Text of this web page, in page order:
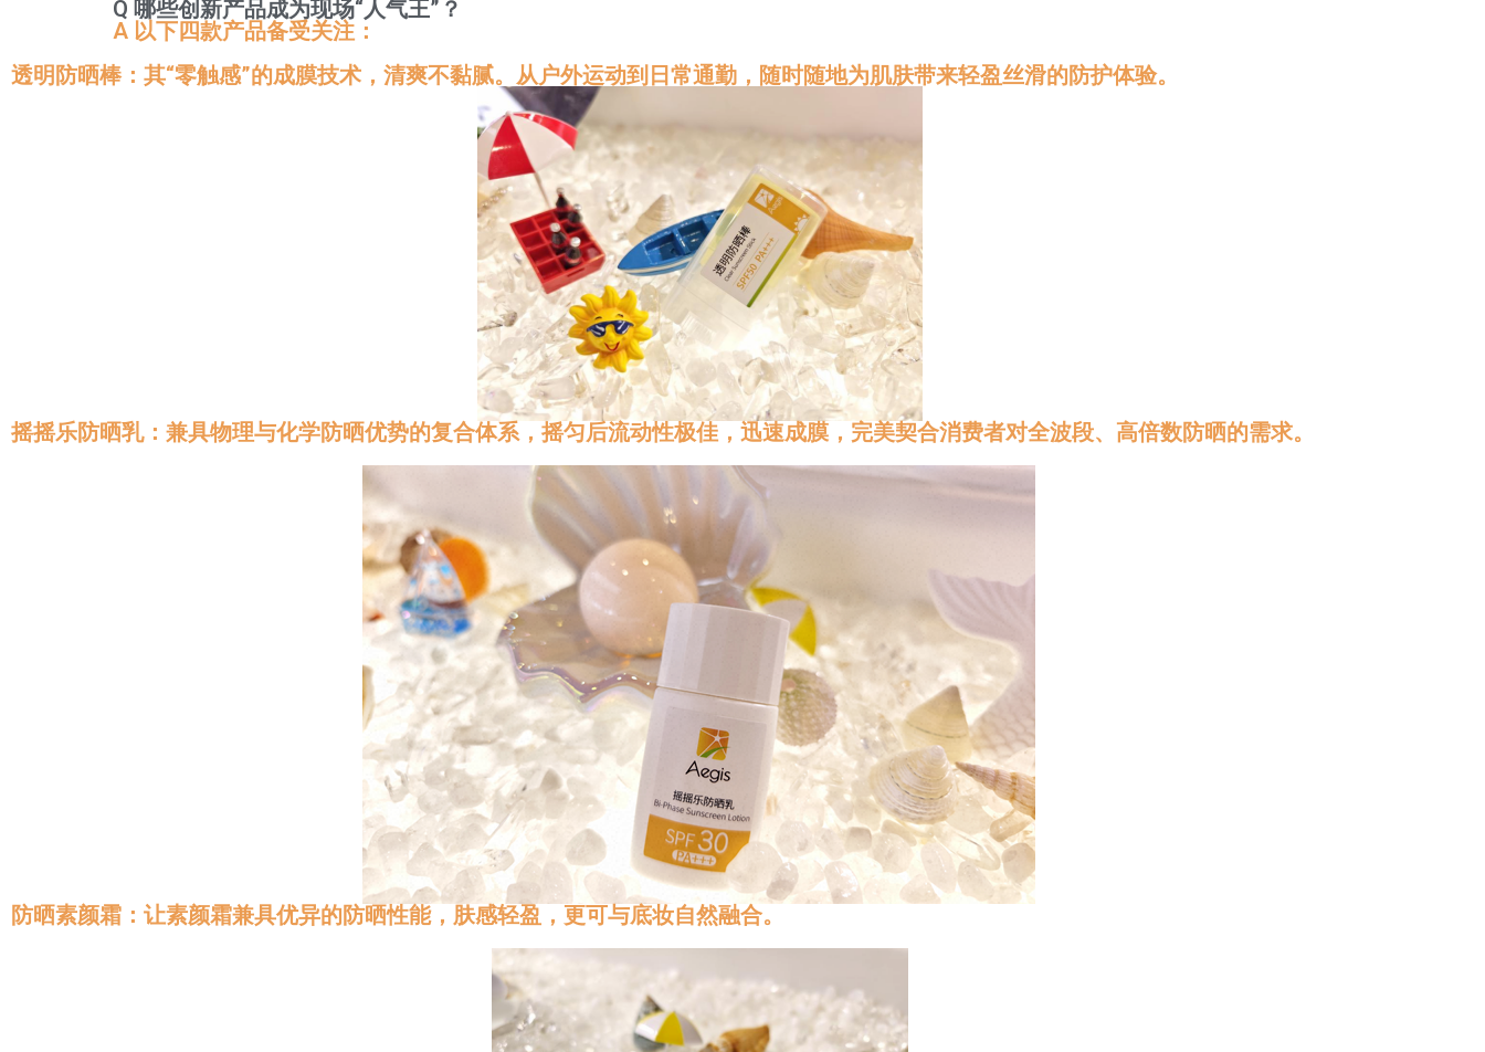
Q 哪些创新产品成为现场“人气王”？
A 以下四款产品备受关注：
透明防晒棒：其“零触感”的成膜技术，清爽不黏腻。从户外运动到日常通勤，随时随地为肌肤带来轻盈丝滑的防护体验。
摇摇乐防晒乳：兼具物理与化学防晒优势的复合体系，摇匀后流动性极佳，迅速成膜，完美契合消费者对全波段、高倍数防晒的需求。
防晒素颜霜：让素颜霜兼具优异的防晒性能，肤感轻盈，更可与底妆自然融合。